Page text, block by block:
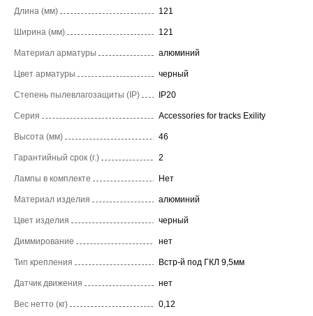
Длина (мм) 121
Ширина (мм) 121
Материал арматуры алюминий
Цвет арматуры черный
Степень пылевлагозащиты (IP) IP20
Серия Accessories for tracks Exility
Высота (мм) 46
Гарантийный срок (г.) 2
Лампы в комплекте Нет
Материал изделия алюминий
Цвет изделия черный
Диммирование нет
Тип крепления Встр-й под ГКЛ 9,5мм
Датчик движения нет
Вес нетто (кг) 0,12